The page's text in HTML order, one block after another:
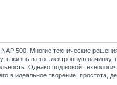
NAP 500. Многие технические
жизнь в его электронную
Однако под новой
в идеальное творение: простота,